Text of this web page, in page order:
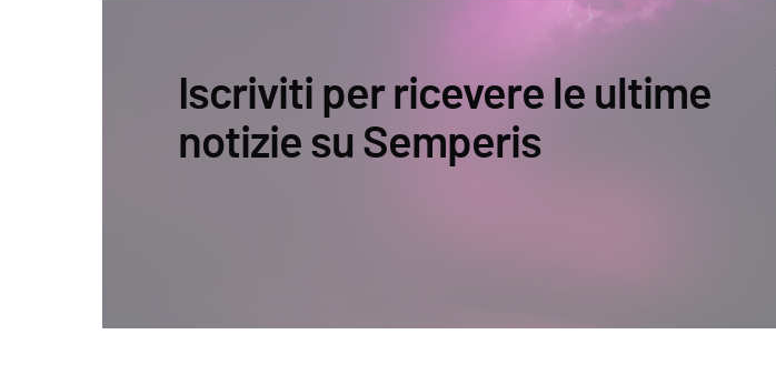
Iscriviti per ricevere le ultime
notizie su Semperis